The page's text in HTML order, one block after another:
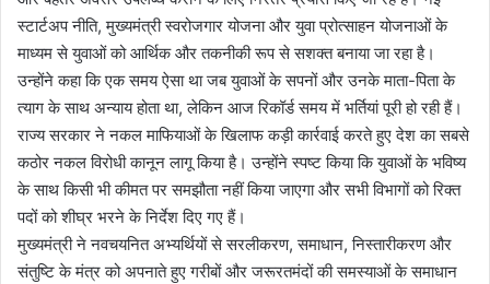
स्टार्टअप नीति, मुख्यमंत्री स्वरोजगार योजना और युवा प्रोत्साहन योजनाओं के
माध्यम से युवाओं को आर्थिक और तकनीकी रूप से सशक्त बनाया जा रहा है।
उन्होंने कहा कि एक समय ऐसा था जब युवाओं के सपनों और उनके माता-पिता के
त्याग के साथ अन्याय होता था, लेकिन आज रिकॉर्ड समय में भर्तियां पूरी हो रही हैं।
राज्य सरकार ने नकल माफियाओं के खिलाफ कड़ी कार्रवाई करते हुए देश का सबसे
कठोर नकल विरोधी कानून लागू किया है। उन्होंने स्पष्ट किया कि युवाओं के भविष्य
के साथ किसी भी कीमत पर समझौता नहीं किया जाएगा और सभी विभागों को रिक्त
पदों को शीघ्र भरने के निर्देश दिए गए हैं।
मुख्यमंत्री ने नवचयनित अभ्यर्थियों से सरलीकरण, समाधान, निस्तारीकरण और
संतुष्टि के मंत्र को अपनाते हुए गरीबों और जरूरतमंदों की समस्याओं के समाधान